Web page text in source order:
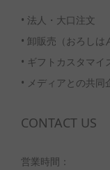
• 法人・大口注文
• 卸販売（おろしは
• ギフトカスタマイ
• メディアとの共同
CONTACT US
営業時間：